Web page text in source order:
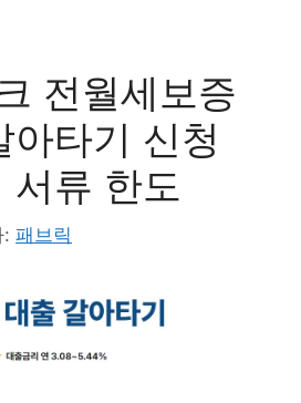
전월세보증
아타기 신청
서류 한도
: 패브릭